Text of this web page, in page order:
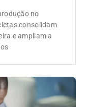
no
consolidam
e ampliam a